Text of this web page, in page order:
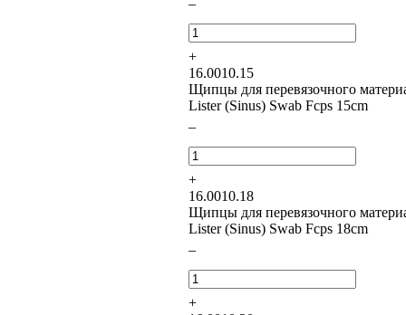
–
+
16.0010.15
Щипцы для перевязочного
Lister (Sinus) Swab Fcps 15cm
–
+
16.0010.18
Щипцы для перевязочного
Lister (Sinus) Swab Fcps 18cm
–
+